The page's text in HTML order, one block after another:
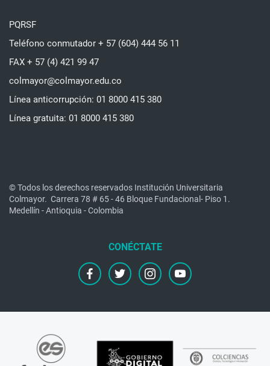
PQRSF
Teléfono conmutador + 57 (604) 444 56 11
FAX + 57 (4) 421 99 47
colmayor@colmayor.edu.co
Línea anticorrupción: 01 8000 415 380
Línea gratuita: 01 8000 415 380
© Todos los derechos reservados Institución Universitaria
Colmayor. Carrera 78 # 65 - 46 Bloque Fundacional- Piso 1.
Medellín - Antioquia - Colombia